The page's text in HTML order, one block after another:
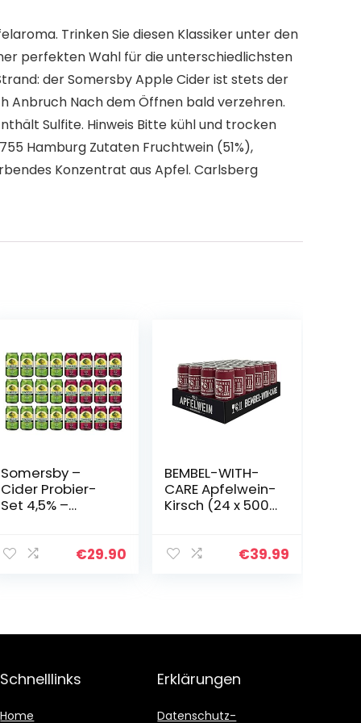
Trinken Sie diesen Klassiker unter den
perfekten Wahl für die unterschiedlichsten
der Somersby Apple Cider ist stets der
Anbruch Nach dem Öffnen bald verzehren.
Sulfite. Hinweis Bitte kühl und trocken
Hamburg Zutaten Fruchtwein (51%),
Konzentrat aus Apfel. Carlsberg
Somersby –
Cider Probier-
Set 4,5% –
€29.90
BEMBEL-WITH-
CARE Apfelwein-
Kirsch (24 x 500
€39.99
Schnelllinks
Home
Erklärungen
Datenschutz-